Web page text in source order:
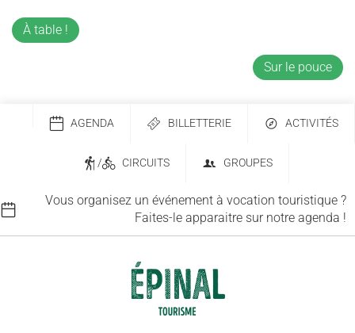
À table !
Sur le pouce
AGENDA BILLETTERIE ACTIVITÉS
/ CIRCUITS GROUPES
Vous organisez un événement à vocation touristique ?
Faites-le apparaitre sur notre agenda !